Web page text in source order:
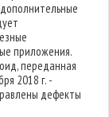
приложения.
переданная
2018 г. -
дефекты